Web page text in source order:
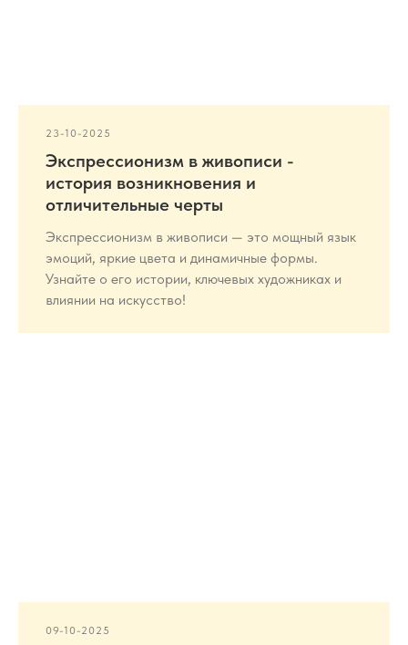
23-10-2025
Экспрессионизм в живописи -
история возникновения и
отличительные черты
Экспрессионизм в живописи — это мощный язык
эмоций, яркие цвета и динамичные формы.
Узнайте о его истории, ключевых художниках и
влиянии на искусство!
09-10-2025